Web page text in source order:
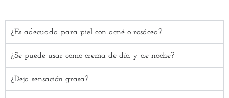
¿Es adecuada para piel con acné o rosácea?
¿Se puede usar como crema de día y de noche?
¿Deja sensación grasa?